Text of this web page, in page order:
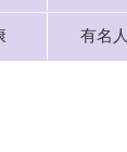
有名人